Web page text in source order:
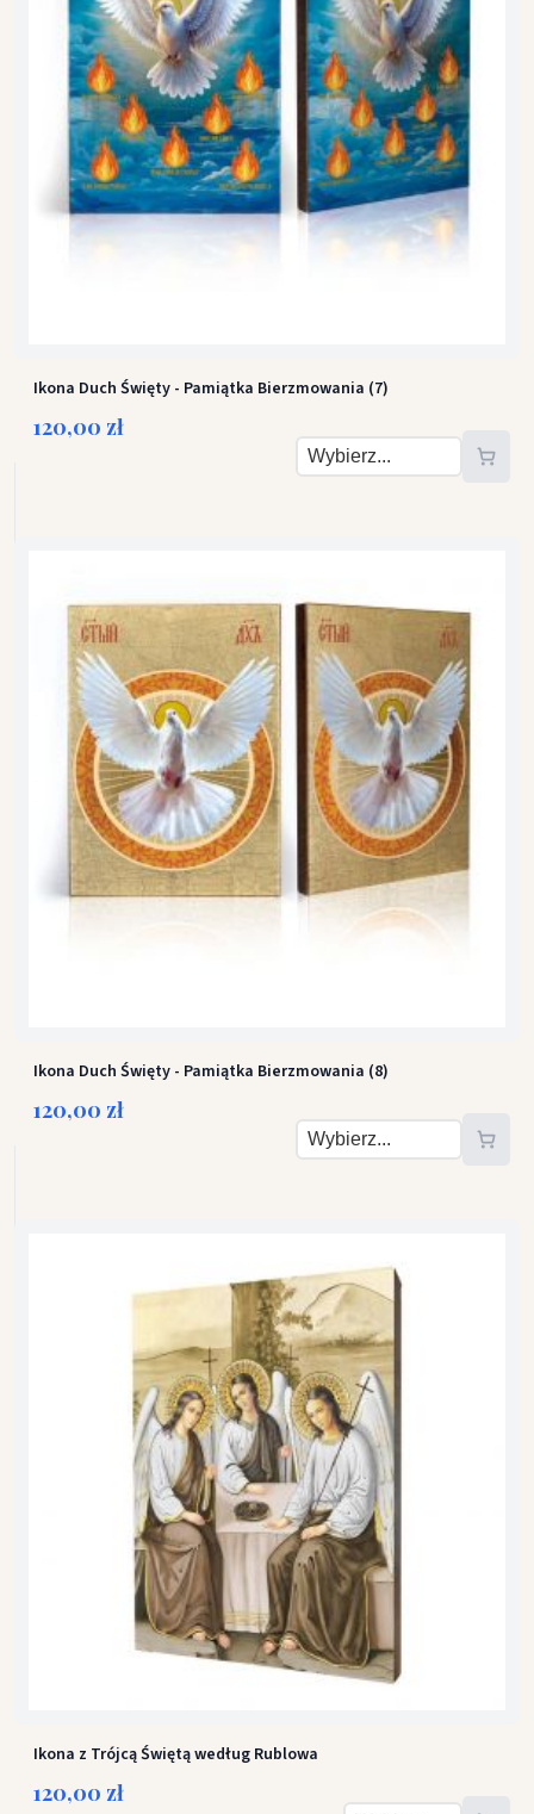
Ikona Duch Święty - Pamiątka Bierzmowania (7)
120,00 zł
Ikona Duch Święty - Pamiątka Bierzmowania (8)
120,00 zł
Ikona z Trójcą Świętą według Rublowa
120,00 zł